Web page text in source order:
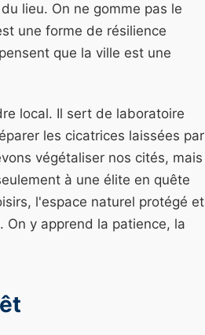
lieu. On ne gomme pas le
une forme de résilience
que la ville est une
local. Il sert de laboratoire
les cicatrices laissées par
végétaliser nos cités, mais
à une élite en quête
l'espace naturel protégé et
y apprend la patience, la